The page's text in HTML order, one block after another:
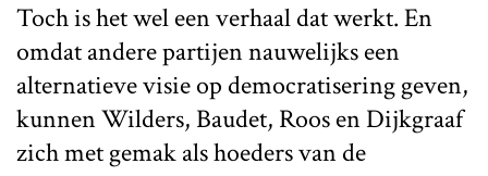
Toch is het wel een verhaal dat werkt. En
omdat andere partijen nauwelijks een
alternatieve visie op democratisering geven,
kunnen Wilders, Baudet, Roos en Dijkgraaf
zich met gemak als hoeders van de